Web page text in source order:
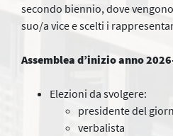
secondo biennio, dove
suo/a vice e scelti i
Assemblea d’inizio anno
Elezioni da svolgere:
presidente del
verbalista